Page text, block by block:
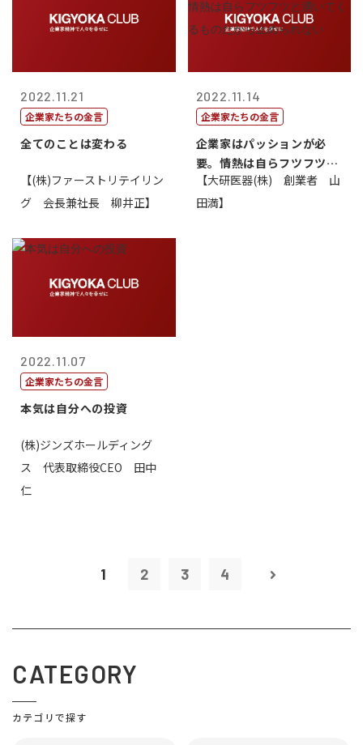
2022.11.21
企業家たちの金言
全てのことは変わる
【(株)ファーストリテイリン
グ 会長兼社長 柳井正】
2022.11.14
企業家たちの金言
企業家はパッションが必
要。情熱は自らフツフツと
湧いてくるもの...
【大研医器(株) 創業者 山
田満】
2022.11.07
企業家たちの金言
本気は自分への投資
(株)ジンズホールディング
ス 代表取締役CEO 田中
仁
1 2 3 4
CATEGORY
カテゴリで探す